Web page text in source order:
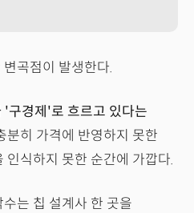
곡점이 발생한다.
'구경제'로 흐르고 있다는
분히 가격에 반영하지 못한
인식하지 못한 순간에 가깝다.
는 칩 설계사 한 곳을